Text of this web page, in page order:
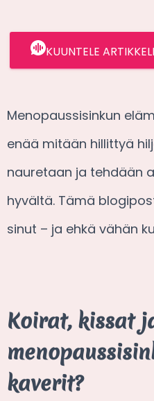
KUUNTELE ARTIKKELI
Menopaussisinkun
enää mitään hillittyä
nauretaan ja tehdään
hyvältä. Tämä
sinut – ja ehkä vähän
Koirat, kissat
kaverit?